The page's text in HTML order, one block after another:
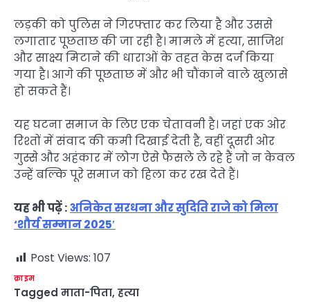
लड़की को पुलिस ने गिरफ्तार कर लिया है और उससे
लगातार पूछताछ की जा रही है। मामले में हत्या, साजिश
और साक्ष्य मिटाने की धाराओं के तहत केस दर्ज किया
गया है। आगे की पूछताछ में और भी चौंकाने वाले खुलासे
हो सकते हैं।
यह घटना समाज के लिए एक चेतावनी है। जहां एक ओर
रिश्तों में संवाद की कमी दिखाई देती है, वहीं दूसरी ओर
गुस्से और अहंकार में लोग ऐसे फैसले ले रहे हैं जो न केवल
उन्हें बल्कि पूरे समाज को हिला कर रख देते हैं।
यह भी पढ़ें :अनिकेत सरधना और सुदिति राजे को मिला
‘शौर्य सम्मान 2025′
Post Views: 107
क्राइम
Tagged माता-पिता, हत्या